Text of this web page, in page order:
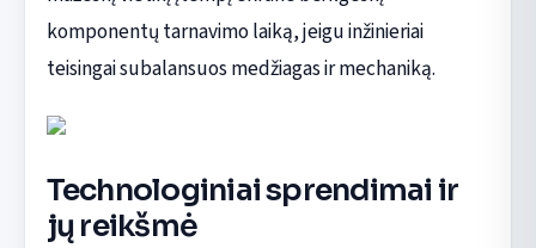
komponentų tarnavimo laiką, jeigu inžinieriai
teisingai subalansuos medžiagas ir mechaniką.
Technologiniai sprendimai ir
jų reikšmė